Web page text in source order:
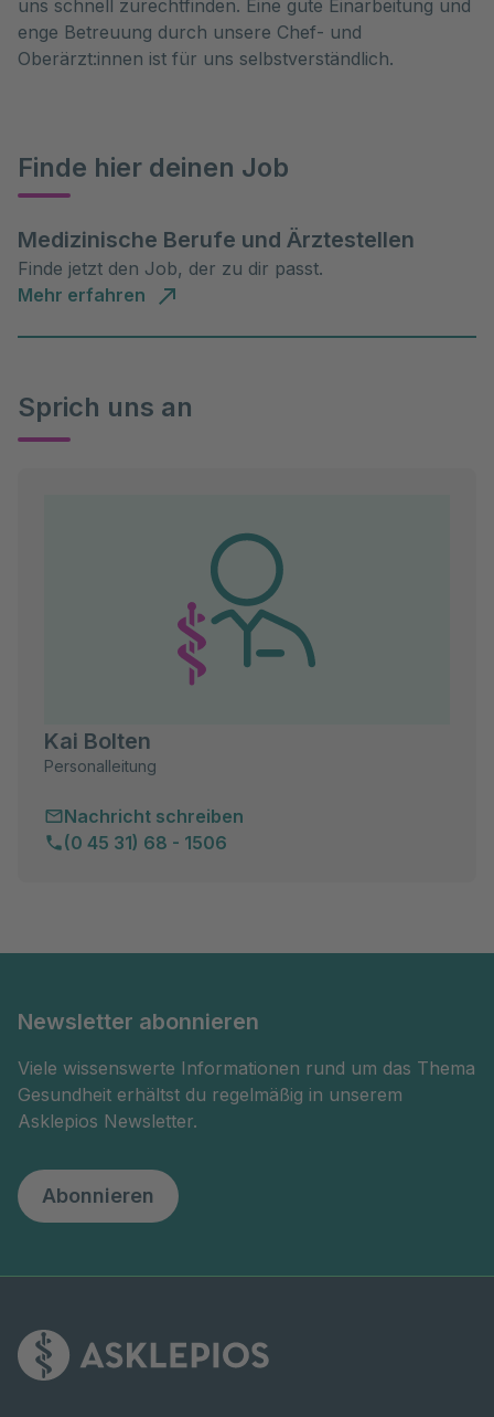
uns schnell zurechtfinden. Eine gute Einarbeitung und
enge Betreuung durch unsere Chef- und
Oberärzt:innen ist für uns selbstverständlich.
Finde hier deinen Job
Medizinische Berufe und Ärztestellen
Finde jetzt den Job, der zu dir passt.
Mehr erfahren
Sprich uns an
Kai Bolten
Personalleitung
Nachricht schreiben
(0 45 31) 68 - 1506
Newsletter abonnieren
Viele wissenswerte Informationen rund um das Thema
Gesundheit erhältst du regelmäßig in unserem
Asklepios Newsletter.
Abonnieren